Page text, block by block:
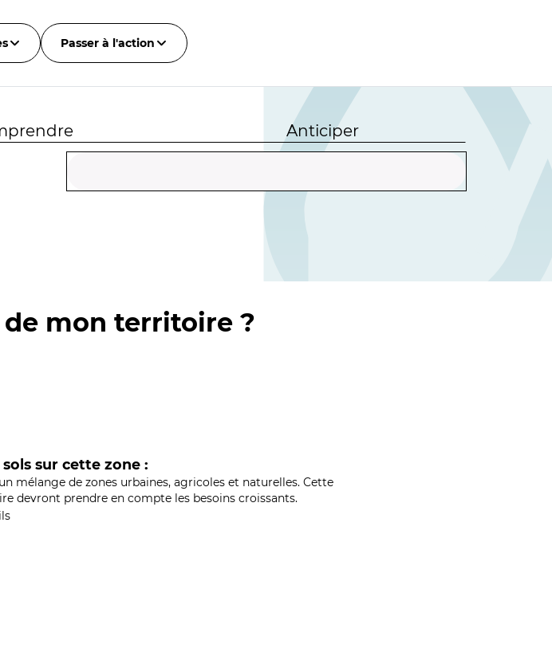
Passer à l'action
Anticiper
mon territoire ?
sur cette zone :
mélange de zones urbaines, agricoles et naturelles. Cette
devront prendre en compte les besoins croissants.